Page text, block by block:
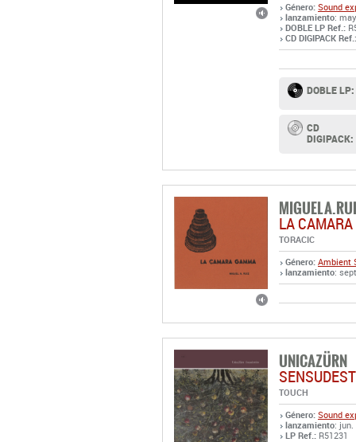
Género: Sound
lanzamiento:
DOBLE LP Ref.:
CD DIGIPACK Ref.:
DOBLE LP:
CD
DIGIPACK:
MIGUEL
LA
TORACIC
Género: Ambient
lanzamiento:
UNICAZÜRN
TOUCH
Género: Sound
lanzamiento: jun.
LP Ref.: R51231